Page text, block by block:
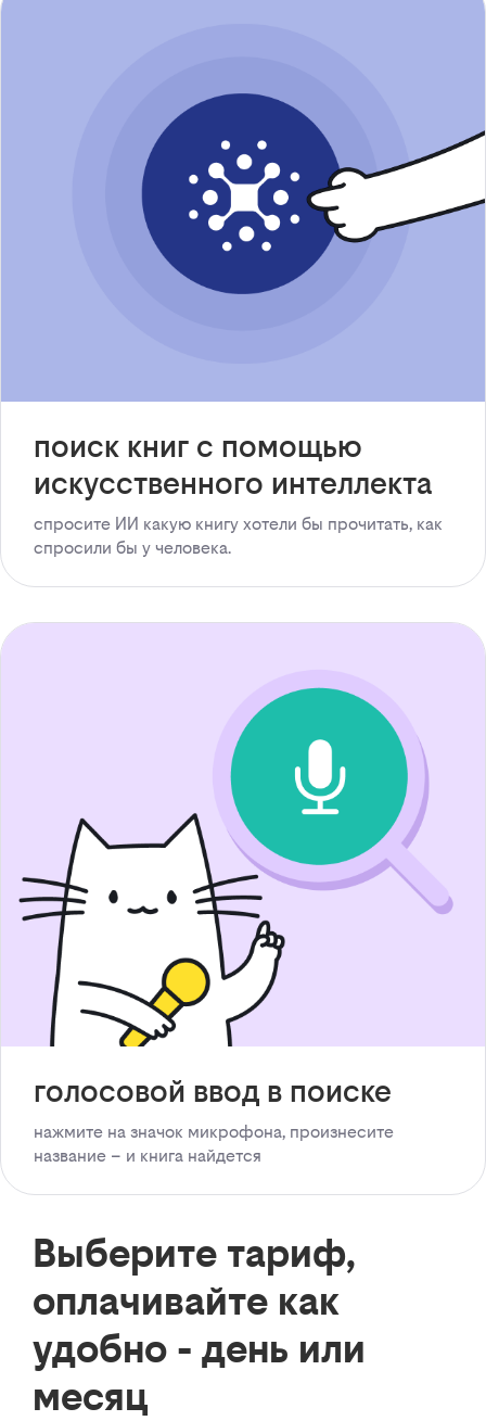
поиск книг с помощью
искусственного интеллекта
спросите ИИ какую книгу хотели бы прочитать, как
спросили бы у человека.
голосовой ввод в поиске
нажмите на значок микрофона, произнесите
название – и книга найдется
Выберите тариф,
оплачивайте как
удобно - день или
месяц